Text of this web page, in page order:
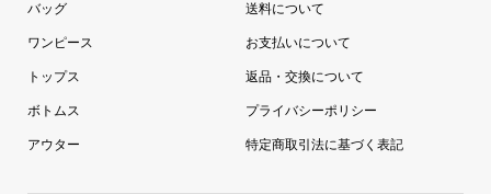
バッグ
ワンピース
トップス
ボトムス
アウター
送料について
お支払いについて
返品・交換について
プライバシーポリシー
特定商取引法に基づく表記